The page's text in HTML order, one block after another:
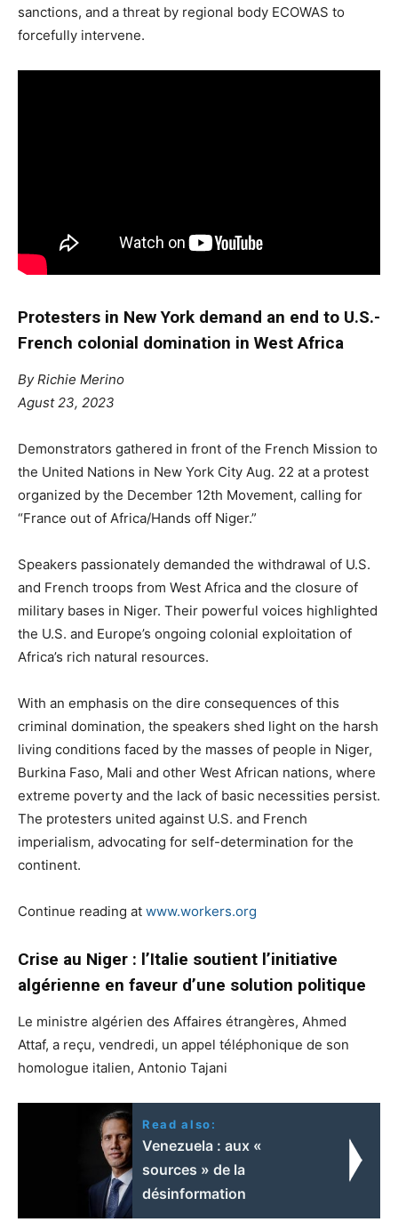
sanctions, and a threat by regional body ECOWAS to
forcefully intervene.
Protesters in New York demand an end to U.S.-
French colonial domination in West Africa
ByRichie Merino
Agust 23, 2023
Demonstrators gathered in front of the French Mission to
the United Nations in New York City Aug. 22 at a protest
organized by the December 12th Movement, calling for
“France out of Africa/Hands off Niger.”
Speakers passionately demanded the withdrawal of U.S.
and French troops from West Africa and the closure of
military bases in Niger. Their powerful voices highlighted
the U.S. and Europe’s ongoing colonial exploitation of
Africa’s rich natural resources.
With an emphasis on the dire consequences of this
criminal domination, the speakers shed light on the harsh
living conditions faced by the masses of people in Niger,
Burkina Faso, Mali and other West African nations, where
extreme poverty and the lack of basic necessities persist.
The protesters united against U.S. and French
imperialism, advocating for self-determination for the
continent.
Continue reading at www.workers.org
Crise au Niger : l’Italie soutient l’initiative
algérienne en faveur d’une solution politique
Le ministre algérien des Affaires étrangères, Ahmed
Attaf, a reçu, vendredi, un appel téléphonique de son
homologue italien, Antonio Tajani
Read also:
Venezuela : aux «
sources » de la
désinformation